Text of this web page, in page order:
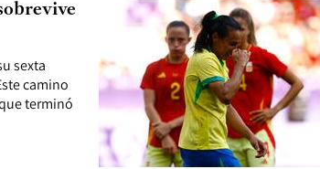
sexta
camino
terminó